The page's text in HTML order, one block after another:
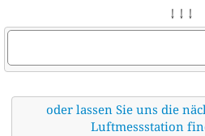
↓ ↓ ↓
oder lassen Sie uns die
Luftmessstation